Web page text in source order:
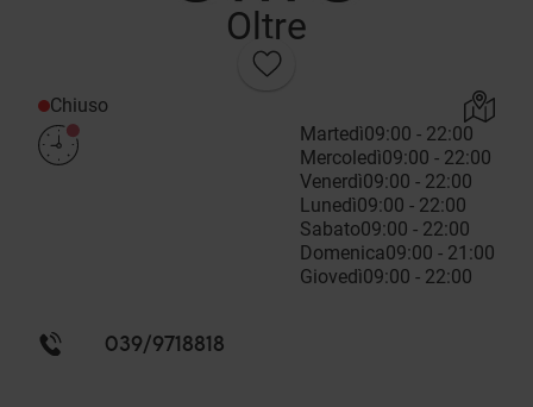
Oltre
Chiuso
Martedì09:00 - 22:00
Mercoledì09:00 - 22:00
Venerdì09:00 - 22:00
Lunedì09:00 - 22:00
Sabato09:00 - 22:00
Domenica09:00 - 21:00
Giovedì09:00 - 22:00
039/9718818